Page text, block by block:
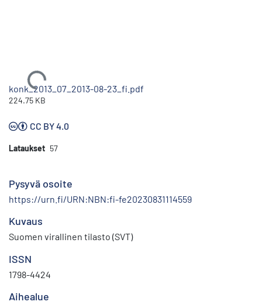
Ladataan...
konk_2013_07_2013-08-23_fi.pdf
224.75 KB
CC BY 4.0
Lataukset 57
Pysyvä osoite
https://urn.fi/URN:NBN:fi-fe20230831114559
Kuvaus
Suomen virallinen tilasto (SVT)
ISSN
1798-4424
Aihealue